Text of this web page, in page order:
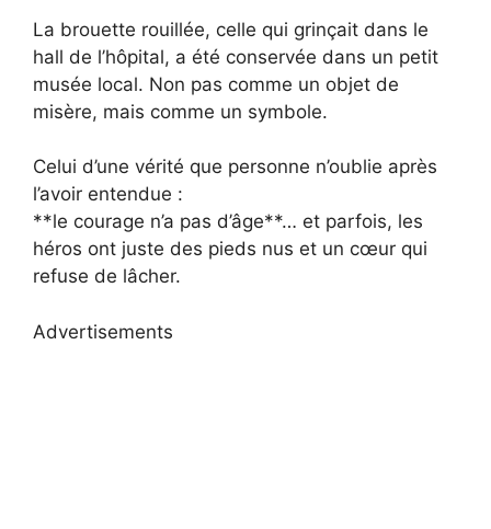
La brouette rouillée, celle qui grinçait dans le
hall de l’hôpital, a été conservée dans un petit
musée local. Non pas comme un objet de
misère, mais comme un symbole.
Celui d’une vérité que personne n’oublie après
l’avoir entendue :
**le courage n’a pas d’âge**… et parfois, les
héros ont juste des pieds nus et un cœur qui
refuse de lâcher.
Advertisements